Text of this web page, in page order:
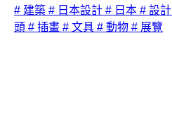
# 建築 # 日本設計 # 日本 # 設計
頭 # 插畫 # 文具 # 動物 # 展覽